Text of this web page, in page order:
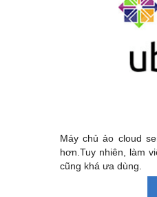
Máy chủ ảo cloud
hơn.Tuy nhiên, làm
cũng khá ưa dùng.